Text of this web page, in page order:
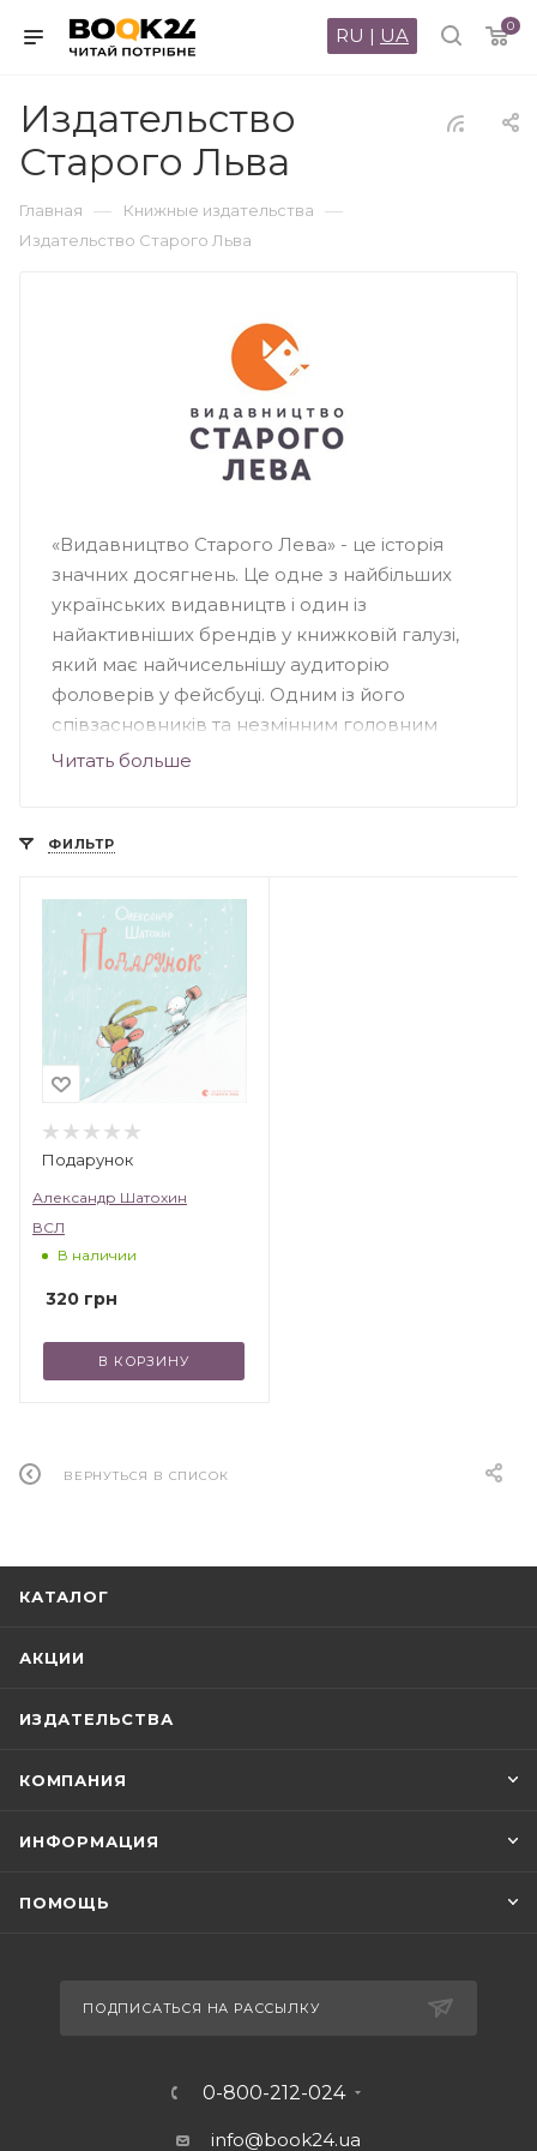
0
RU | UA
Издательство
Старого Льва
Главная — Книжные издательства —
Издательство Старого Льва
«Видавництво Старого Лева» - це історія
значних досягнень. Це одне з найбільших
українських видавництв і один із
найактивніших брендів у книжковій галузі,
який має найчисельнішу аудиторію
фоловерів у фейсбуці. Одним із його
співзасновників та незмінним головним
редактором є Мар'яна Савка. Щороку тут
текстів та чудово проілюстрованих
Високі тиражі підтверджують надзвичайну
популярність та стрімкий інтерес до
літературного асортименту. Видавництво
бере активну участь у багатьох соціальних
проектах, благодійних заходах надає
підтримку громадським ініціативам.
Читать больше
ФИЛЬТР
Подарунок
Александр Шатохин
ВСЛ
В наличии
320 грн
В КОРЗИНУ
ВЕРНУТЬСЯ В СПИСОК
КАТАЛОГ
АКЦИИ
ИЗДАТЕЛЬСТВА
КОМПАНИЯ
ИНФОРМАЦИЯ
ПОМОЩЬ
ПОДПИСАТЬСЯ НА РАССЫЛКУ
0-800-212-024
info@book24.ua